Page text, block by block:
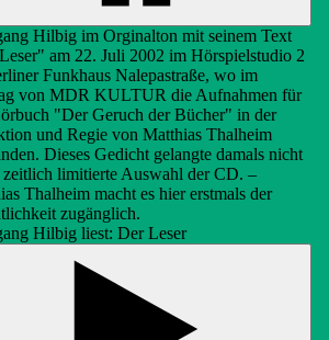
Hilbig im Orginalton mit seinem Text
am 22. Juli 2002 im Hörspielstudio 2
Funkhaus Nalepastraße, wo im
von MDR KULTUR die Aufnahmen für
"Der Geruch der Bücher" in der
und Regie von Matthias Thalheim
Dieses Gedicht gelangte damals nicht
limitierte Auswahl der CD. –
Thalheim macht es hier erstmals der
zugänglich.
Hilbig liest: Der Leser